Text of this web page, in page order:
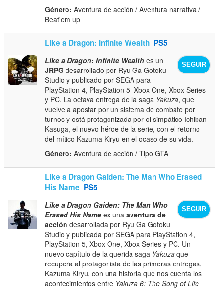
Género: Aventura de acción / Aventura narrativa /
Beat'em up
Like a Dragon: Infinite Wealth PS5
SEGUIR
Like a Dragon: Infinite Wealth es un
JRPG desarrollado por Ryu Ga Gotoku
Studio y publicado por SEGA para
PlayStation 4, PlayStation 5, Xbox One, Xbox Series
y PC. La octava entrega de la saga Yakuza, que
vuelve a apostar por un sistema de combate por
turnos y está protagonizada por el simpático Ichiban
Kasuga, el nuevo héroe de la serie, con el retorno
del mítico Kazuma Kiryu en el ocaso de su vida.
Género: Aventura de acción / Tipo GTA
Like a Dragon Gaiden: The Man Who Erased
His Name PS5
SEGUIR
Like a Dragon Gaiden: The Man Who
Erased His Name es unaaventura de
acción desarrollada por Ryu Ga Gotoku
Studio y publicada por SEGA para PlayStation 4,
PlayStation 5, Xbox One, Xbox Series y PC. Un
nuevo capítulo de la querida saga Yakuza que
recupera al protagonista de las primeras entregas,
Kazuma Kiryu, con una historia que nos cuenta los
acontecimientos entre Yakuza 6: The Song of Life